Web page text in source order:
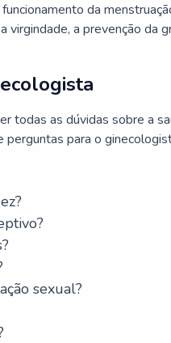
da
a prevenção da
todas as dúvidas sobre a
para o
sexual?